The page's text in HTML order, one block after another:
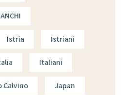
Istria Istriani
Italiani
Calvino Japan